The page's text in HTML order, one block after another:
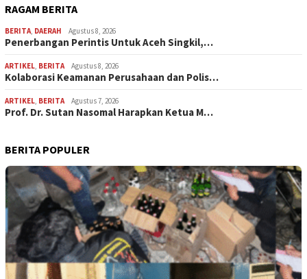
RAGAM BERITA
BERITA DAERAH Agustus 8, 2026
Penerbangan Perintis Untuk Aceh Singkil,…
ARTIKEL BERITA Agustus 8, 2026
Kolaborasi Keamanan Perusahaan dan Polis…
ARTIKEL BERITA Agustus 7, 2026
Prof. Dr. Sutan Nasomal Harapkan Ketua M…
BERITA POPULER